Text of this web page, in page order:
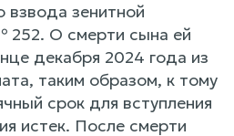
взвода зенитной
252. О смерти сына ей
декабря 2024 года из
таким образом, к тому
срок для вступления
истек. После смерти